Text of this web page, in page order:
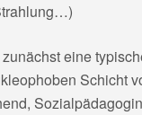
eine
Schicht